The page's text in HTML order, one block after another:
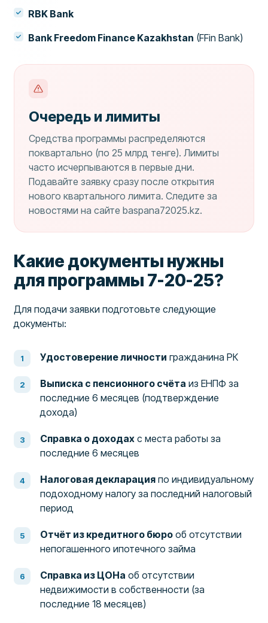
RBK Bank
Bank Freedom Finance Kazakhstan (FFin Bank)
Очередь и лимиты
Средства программы распределяются
поквартально (по 25 млрд тенге). Лимиты
часто исчерпываются в первые дни.
Подавайте заявку сразу после открытия
нового квартального лимита. Следите за
новостями на сайте baspana72025.kz.
Какие документы нужны
для программы 7-20-25?
Для подачи заявки подготовьте следующие
документы:
Удостоверение личности гражданина РК
Выписка с пенсионного счёта из ЕНПФ за
последние 6 месяцев (подтверждение
дохода)
Справка о доходах с места работы за
последние 6 месяцев
Налоговая декларация по индивидуальному
подоходному налогу за последний налоговый
период
Отчёт из кредитного бюро об отсутствии
непогашенного ипотечного займа
Справка из ЦОНа об отсутствии
недвижимости в собственности (за
последние 18 месяцев)